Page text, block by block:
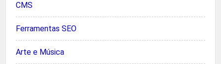
CMS
Ferramentas SEO
Arte e Música